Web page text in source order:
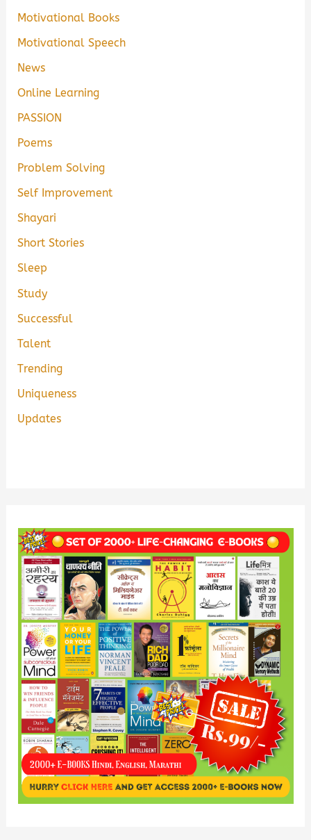
Motivational Books
Motivational Speech
News
Online Learning
PASSION
Poems
Problem Solving
Self Improvement
Shayari
Short Stories
Sleep
Study
Successful
Talent
Trending
Uniqueness
Updates